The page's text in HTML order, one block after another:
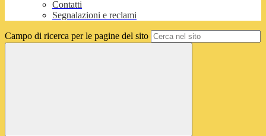
Contatti
Segnalazioni e reclami
Campo di ricerca per le pagine del sito